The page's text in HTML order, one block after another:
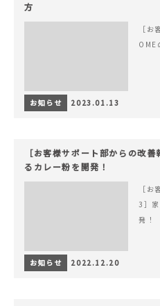
方
［
OME
お知らせ 2023.01.13
［お客様サポート部からの改
るカレー粉を開発！
［
3］
発！
お知らせ 2022.12.20